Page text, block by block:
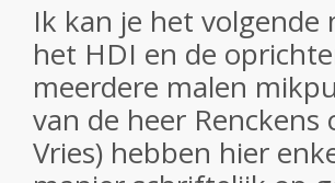
Ik kan je het volgende
het HDI en de
meerdere malen
van de heer Renckens
Vries) hebben hier